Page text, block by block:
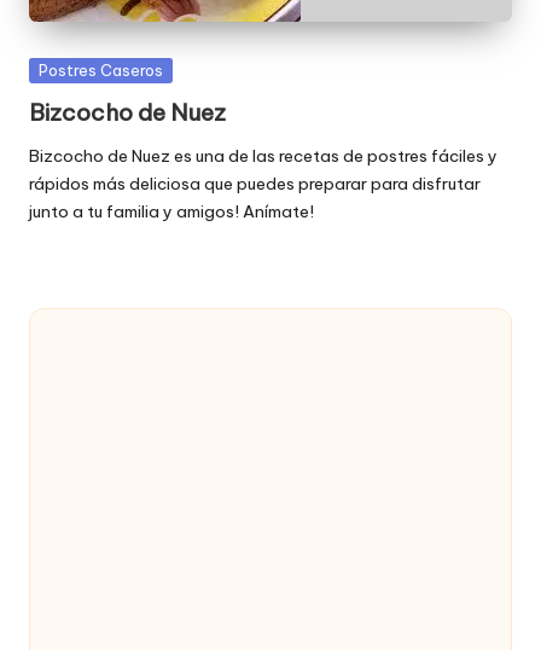
Publicada
Postres Caseros
Bizcocho de Nuez
Bizcocho de Nuez es una de las recetas de postres fáciles y
rápidos más deliciosa que puedes preparar para disfrutar
junto a tu familia y amigos! Anímate!